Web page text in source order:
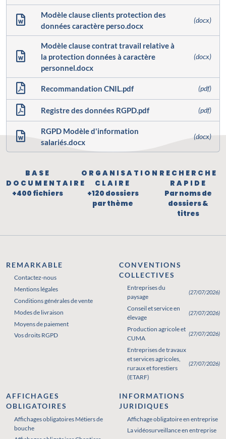
Modèle clause clients protection des
données caractère perso.docx
(docx)
Modèle clause contrat travail relative à
la protection données à caractère
personnel.docx
(docx)
Recommandation CNIL.pdf (pdf)
Registre des données RGPD.pdf (pdf)
RGPD Modèle d'information
salariés.docx
(docx)
BASE
DOCUMENTAIRE
+400 fichiers
ORGANISATION
CLAIRE
+120 dossiers
par thème
RECHERCHE
RAPIDE
Par noms de
dossiers &
titres
REMARKABLE
Contactez-nous
Mentions légales
Conditions générales de vente
Modes de livraison
Moyens de paiement
Vos droits RGPD
CONVENTIONS
COLLECTIVES
Entreprises du
paysage
(27/07/2026)
Conseil et service en
élevage
(27/07/2026)
Production agricole et
CUMA
(27/07/2026)
Entreprises de travaux
et services agricoles,
ruraux et forestiers
(ETARF)
(27/07/2026)
AFFICHAGES
OBLIGATOIRES
Affichages obligatoires Métiers de
bouche
Affichages obligatoires Pharmacie
INFORMATIONS
JURIDIQUES
Affichage obligatoire en entreprise
La vidéosurveillance en entreprise